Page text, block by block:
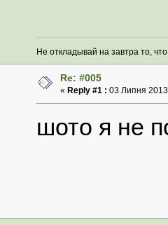
Не откладывай на завтра то,
Re: #005
« Reply #1 : 03 Липня
шото я не